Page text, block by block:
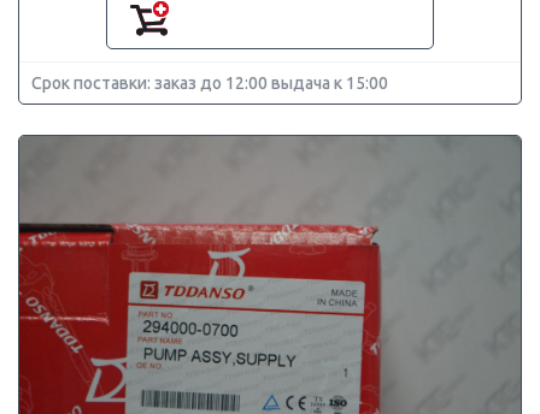
Срок поставки: заказ до 12:00 выдача к 15:00